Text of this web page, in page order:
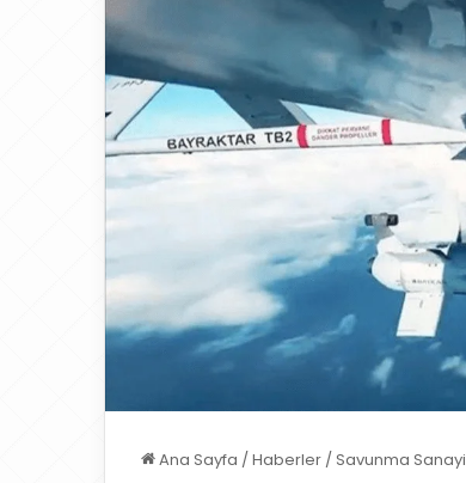
Ana Sayfa /Haberler /Savunma Sanayi